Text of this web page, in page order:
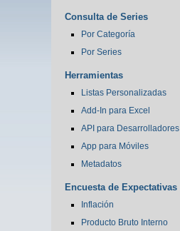
Consulta de Series
Por Categoría
Por Series
Herramientas
Listas Personalizadas
Add-In para Excel
API para Desarrolladores
App para Móviles
Metadatos
Encuesta de Expectativas
Inflación
Producto Bruto Interno